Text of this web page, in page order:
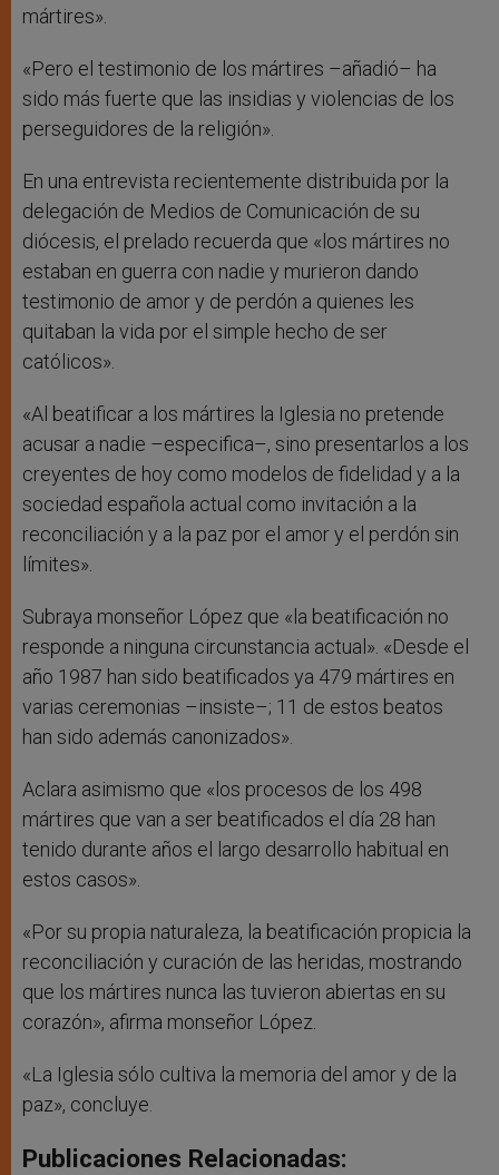
mártires».
«Pero el testimonio de los mártires –añadió– ha
sido más fuerte que las insidias y violencias de los
perseguidores de la religión».
En una entrevista recientemente distribuida por la
delegación de Medios de Comunicación de su
diócesis, el prelado recuerda que «los mártires no
estaban en guerra con nadie y murieron dando
testimonio de amor y de perdón a quienes les
quitaban la vida por el simple hecho de ser
católicos».
«Al beatificar a los mártires la Iglesia no pretende
acusar a nadie –especifica–, sino presentarlos a los
creyentes de hoy como modelos de fidelidad y a la
sociedad española actual como invitación a la
reconciliación y a la paz por el amor y el perdón sin
límites».
Subraya monseñor López que «la beatificación no
responde a ninguna circunstancia actual». «Desde el
año 1987 han sido beatificados ya 479 mártires en
varias ceremonias –insiste–; 11 de estos beatos
han sido además canonizados».
Aclara asimismo que «los procesos de los 498
mártires que van a ser beatificados el día 28 han
tenido durante años el largo desarrollo habitual en
estos casos».
«Por su propia naturaleza, la beatificación propicia la
reconciliación y curación de las heridas, mostrando
que los mártires nunca las tuvieron abiertas en su
corazón», afirma monseñor López.
«La Iglesia sólo cultiva la memoria del amor y de la
paz», concluye.
Publicaciones Relacionadas: